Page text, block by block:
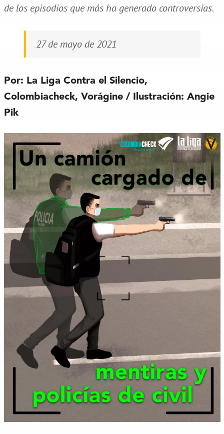
de los episodios que más ha generado controversias.
27 de mayo de 2021
Por: La Liga Contra el Silencio,
Colombiacheck, Vorágine / Ilustración: Angie
Pik